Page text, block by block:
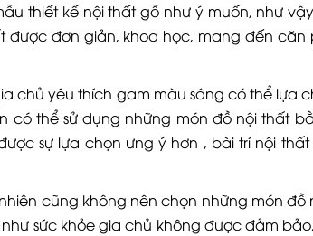
thiết kế nội thất gỗ như ý muốn, như
được đơn giản, khoa học, mang đến
chủ yêu thích gam màu sáng có thể lựa
có thể sử dụng những món đồ nội thất
sự lựa chọn ưng ý hơn , bài trí nội
cũng không nên chọn những món đồ
sức khỏe gia chủ không được đảm